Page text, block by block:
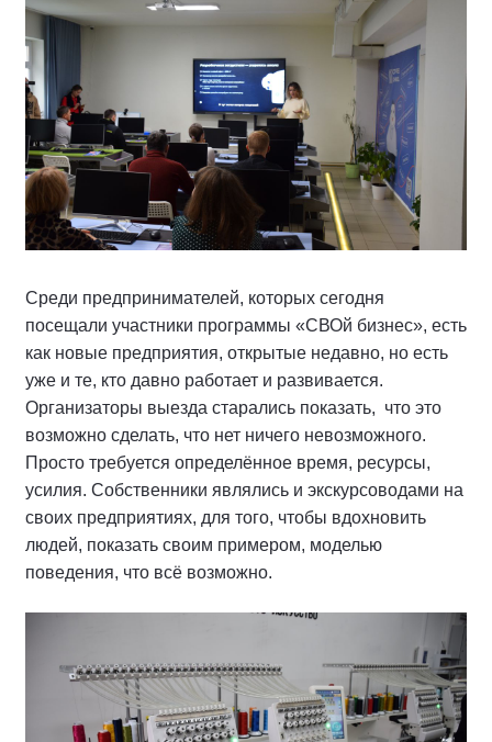
Среди предпринимателей, которых сегодня
посещали участники программы «СВОй бизнес», есть
как новые предприятия, открытые недавно, но есть
уже и те, кто давно работает и развивается.
Организаторы выезда старались показать, что это
возможно сделать, что нет ничего невозможного.
Просто требуется определённое время, ресурсы,
усилия. Собственники являлись и экскурсоводами на
своих предприятиях, для того, чтобы вдохновить
людей, показать своим примером, моделью
поведения, что всё возможно.